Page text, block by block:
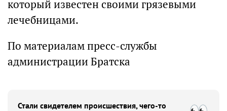
который известен своими грязевыми
лечебницами.
По материалам пресс-службы
администрации Братска
Стали свидетелем происшествия, чего-то